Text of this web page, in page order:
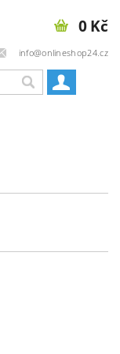
info@onlineshop24.cz
0 Kč